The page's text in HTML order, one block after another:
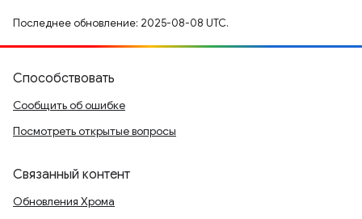
Последнее обновление: 2025-08-08 UTC.
Способствовать
Сообщить об ошибке
Посмотреть открытые вопросы
Связанный контент
Обновления Хрома